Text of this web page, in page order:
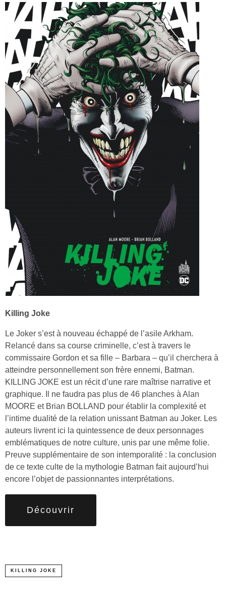
Killing Joke
Le Joker s’est à nouveau échappé de l’asile Arkham.
Relancé dans sa course criminelle, c’est à travers le
commissaire Gordon et sa fille – Barbara – qu’il cherchera à
atteindre personnellement son frère ennemi, Batman.
KILLING JOKE est un récit d’une rare maîtrise narrative et
graphique. Il ne faudra pas plus de 46 planches à Alan
MOORE et Brian BOLLAND pour établir la complexité et
l’intime dualité de la relation unissant Batman au Joker. Les
auteurs livrent ici la quintessence de deux personnages
emblématiques de notre culture, unis par une même folie.
Preuve supplémentaire de son intemporalité : la conclusion
de ce texte culte de la mythologie Batman fait aujourd’hui
encore l’objet de passionnantes interprétations.
Découvrir
KILLING JOKE